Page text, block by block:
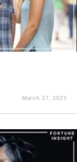
March 27, 2023